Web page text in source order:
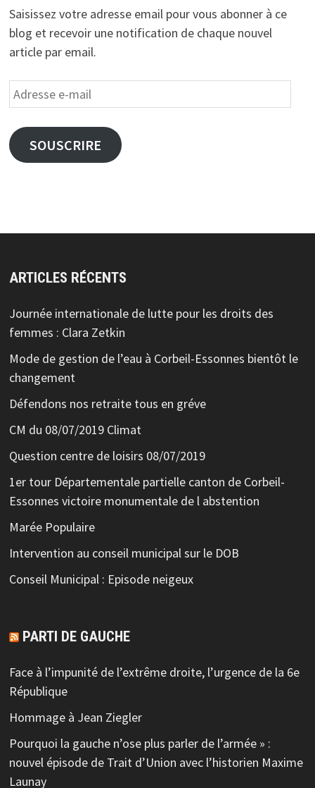
Saisissez votre adresse email pour vous abonner à ce
blog et recevoir une notification de chaque nouvel
article par email.
Adresse
e-
mail
SOUSCRIRE
ARTICLES RÉCENTS
Journée internationale de lutte pour les droits des
femmes : Clara Zetkin
Mode de gestion de l’eau à Corbeil-Essonnes bientôt le
changement
Défendons nos retraite tous en gréve
CM du 08/07/2019 Climat
Question centre de loisirs 08/07/2019
1er tour Départementale partielle canton de Corbeil-
Essonnes victoire monumentale de l abstention
Marée Populaire
Intervention au conseil municipal sur le DOB
Conseil Municipal : Episode neigeux
PARTI DE GAUCHE
Face à l’impunité de l’extrême droite, l’urgence de la 6e
République
Hommage à Jean Ziegler
Pourquoi la gauche n’ose plus parler de l’armée » :
nouvel épisode de Trait d’Union avec l’historien Maxime
Launay